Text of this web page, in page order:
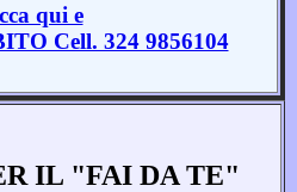
qui e
Cell. 324 9856104
IL "FAI DA TE"